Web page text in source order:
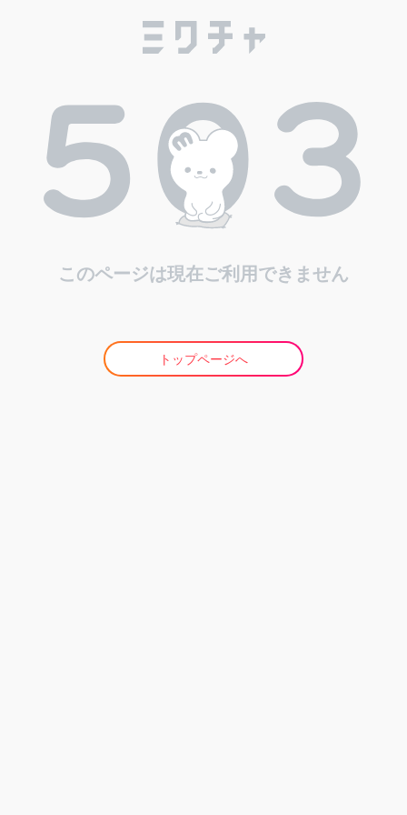
このページは現在ご利用できません